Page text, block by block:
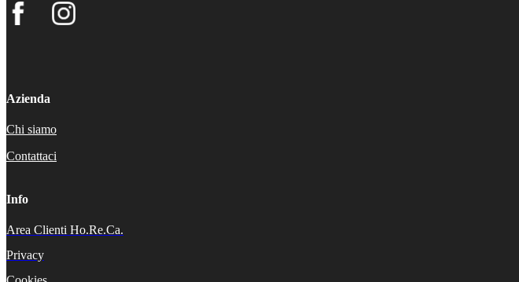
Azienda
Chi siamo
Contattaci
Info
Area Clienti Ho.Re.Ca.
Privacy